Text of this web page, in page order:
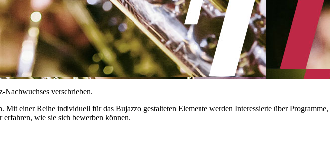
Nachwuchses verschrieben.
einer Reihe individuell für das Bujazzo gestalteten Elemente werden Interessierte über Programme,
wie sie sich bewerben können.